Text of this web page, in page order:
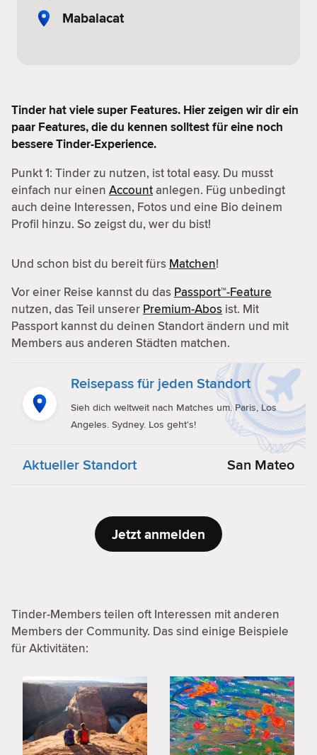
Mabalacat
Tinder hat viele super Features. Hier zeigen wir dir ein
paar Features, die du kennen solltest für eine noch
bessere Tinder-Experience.
Punkt 1: Tinder zu nutzen, ist total easy. Du musst
einfach nur einen Accountanlegen. Füg unbedingt
auch deine Interessen, Fotos und eine Bio deinem
Profil hinzu. So zeigst du, wer du bist!
Und schon bist du bereit fürs Matchen!
Vor einer Reise kannst du das Passport™-Feature
nutzen, das Teil unserer Premium-Abos ist. Mit
Passport kannst du deinen Standort ändern und mit
Members aus anderen Städten matchen.
Reisepass für jeden Standort
Sieh dich weltweit nach Matches um. Paris, Los
Angeles. Sydney. Los geht's!
Aktueller Standort San Mateo
Jetzt anmelden
Tinder-Members teilen oft Interessen mit anderen
Members der Community. Das sind einige Beispiele
für Aktivitäten: